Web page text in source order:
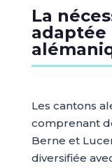
La
adaptée
Les cantons
comprenant
Berne et
diversifiée